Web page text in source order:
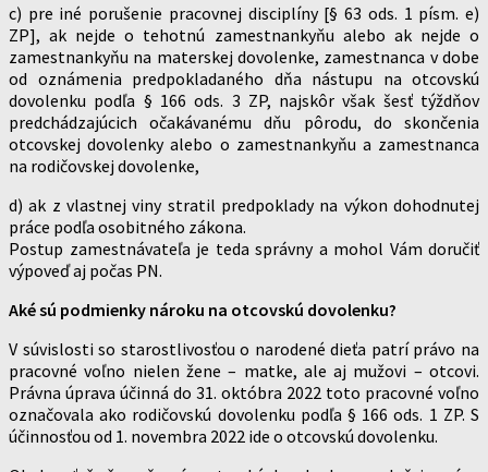
c) pre iné porušenie pracovnej disciplíny [§ 63 ods. 1 písm. e)
ZP], ak nejde o tehotnú zamestnankyňu alebo ak nejde o
zamestnankyňu na materskej dovolenke, zamestnanca v dobe
od oznámenia predpokladaného dňa nástupu na otcovskú
dovolenku podľa § 166 ods. 3 ZP, najskôr však šesť týždňov
predchádzajúcich očakávanému dňu pôrodu, do skončenia
otcovskej dovolenky alebo o zamestnankyňu a zamestnanca
na rodičovskej dovolenke,
d) ak z vlastnej viny stratil predpoklady na výkon dohodnutej
práce podľa osobitného zákona.
Postup zamestnávateľa je teda správny a mohol Vám doručiť
výpoveď aj počas PN.
Aké sú podmienky nároku na otcovskú dovolenku?
V súvislosti so starostlivosťou o narodené dieťa patrí právo na
pracovné voľno nielen žene – matke, ale aj mužovi – otcovi.
Právna úprava účinná do 31. októbra 2022 toto pracovné voľno
označovala ako rodičovskú dovolenku podľa § 166 ods. 1 ZP. S
účinnosťou od 1. novembra 2022 ide o otcovskú dovolenku.